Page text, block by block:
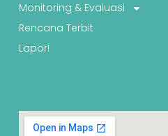
Monitoring & Evaluasi
Rencana Terbit
Lapor!